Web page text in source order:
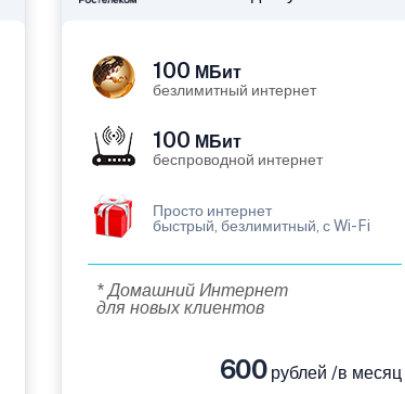
100 МБит
безлимитный интернет
100 МБит
беспроводной интернет
Просто интернет
быстрый, безлимитный, с Wi-Fi
* Домашний Интернет
для новых клиентов
600рублей /в месяц